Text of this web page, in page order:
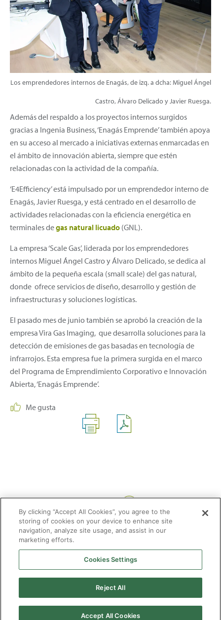
Los emprendedores internos de Enagás, de izq. a dcha: Miguel Ángel
Castro, Álvaro Delicado y Javier Ruesga.
Además del respaldo a los proyectos internos surgidos
gracias a Ingenia Business, ‘Enagás Emprende’ también apoya
en su acceso al mercado a iniciativas externas enmarcadas en
el ámbito de innovación abierta, siempre que estén
relacionadas con la actividad de la compañía.
‘E4Efficiency’ está impulsado por un emprendedor interno de
Enagás, Javier Ruesga, y está centrado en el desarrollo de
actividades relacionadas con la eficiencia energética en
terminales degas natural licuado (GNL).
La empresa ‘Scale Gas’, liderada por los emprendedores
internos Miguel Ángel Castro y Álvaro Delicado, se dedica al
ámbito de la pequeña escala (small scale) del gas natural,
donde ofrece servicios de diseño, desarrollo y gestión de
infraestructuras y soluciones logísticas.
El pasado mes de junio también se aprobó la creación de la
empresa Vira Gas Imaging, que desarrolla soluciones para la
detección de emisiones de gas basadas en tecnología de
infrarrojos. Esta empresa fue la primera surgida en el marco
del Programa de Emprendimiento Corporativo e Innovación
Abierta, ‘Enagás Emprende’.
Me gusta
By clicking “Accept All Cookies”, you agree to the
storing of cookies on your device to enhance site
navigation, analyze site usage, and assist in our
marketing efforts.
Cookies Settings
Reject All
Accept All Cookies